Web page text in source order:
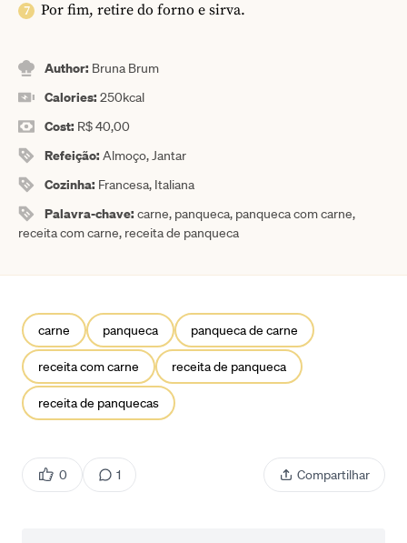
Por fim, retire do forno e sirva.
Author: Bruna Brum
Calories:250kcal
Cost: R$ 40,00
Refeição:Almoço, Jantar
Cozinha: Francesa, Italiana
Palavra-chave:carne, panqueca, panqueca com carne,
receita com carne, receita de panqueca
carne panqueca panqueca de carne
receita com carne receita de panqueca
receita de panquecas
0 1 Compartilhar